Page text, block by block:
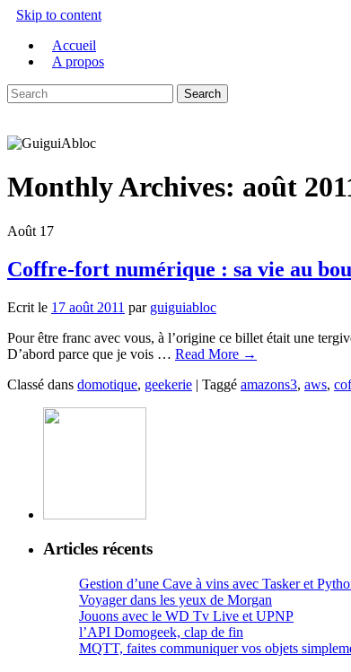
Skip to content
Accueil
A propos
Monthly Archives: août
Août 17
Coffre-fort numérique : sa vie au
Ecrit le 17 août 2011 par guiguiabloc
Pour être franc avec vous, à l’origine ce billet était une
D’abord parce que je vois … Read More →
Classé dans domotique, geekerie | Taggé amazons3, aws,
Articles récents
Gestion d’une Cave à vins avec Tasker et
Voyager dans les yeux de Morgan
Jouons avec le WD Tv Live et UPNP
l’API Domogeek, clap de fin
MQTT, faites communiquer vos objets